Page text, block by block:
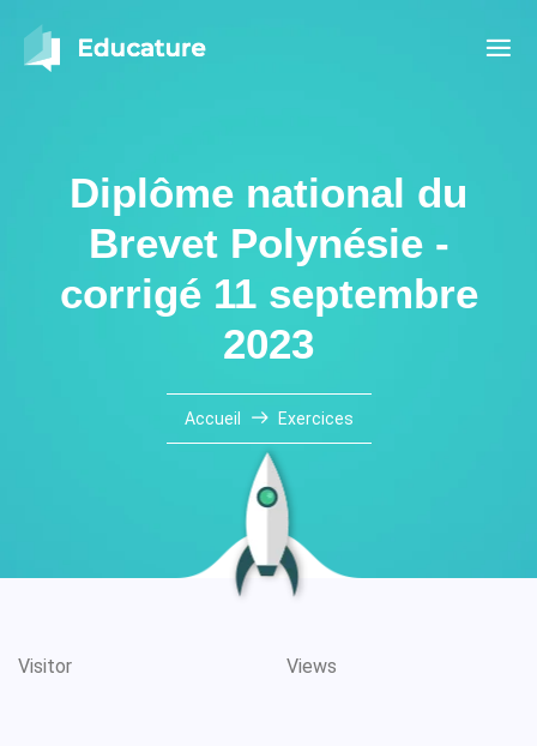
Diplôme national du
Brevet Polynésie -
corrigé 11 septembre
2023
Accueil Exercices
Visitor Views